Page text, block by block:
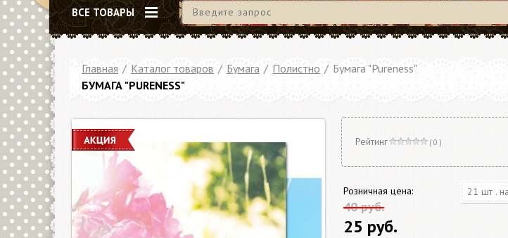
ВСЕ ТОВАРЫ
Главная / Каталог товаров / Бумага / Полистно / Бумага "Pureness"
БУМАГА "PURENESS"
Рейтинг ( 0 )
Розничная цена:
40 руб.
25 руб.
21 шт .